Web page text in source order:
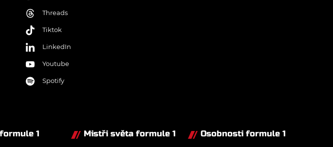
Threads
Tiktok
LinkedIn
Youtube
Spotify
1 Mistři světa formule 1 Osobnosti formule 1